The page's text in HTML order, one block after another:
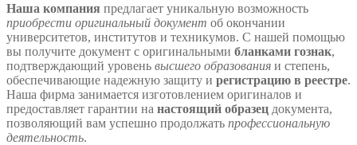
Наша компания предлагает уникальную возможность
приобрести оригинальный документ об окончании
университетов, институтов и техникумов. С нашей помощью
вы получите документ с оригинальными бланками гознак,
подтверждающий уровень высшего образования и степень,
обеспечивающие надежную защиту и регистрацию в реестре.
Наша фирма занимается изготовлением оригиналов и
предоставляет гарантии на настоящий образец документа,
позволяющий вам успешно продолжать профессиональную
деятельность.